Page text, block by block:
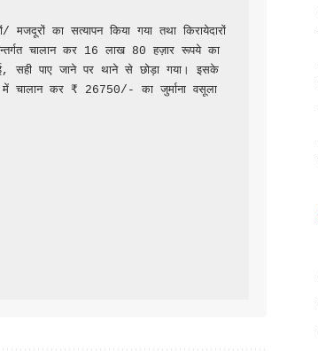
का सत्यापन किया गया तथा किरायेदारों
चालान कर 16 लाख 80 हज़ार रूपये का
सही पाए जाने पर थाने से छोड़ा गया। इसके
में चालान कर ₹ 26750/- का जुर्माना वसूला